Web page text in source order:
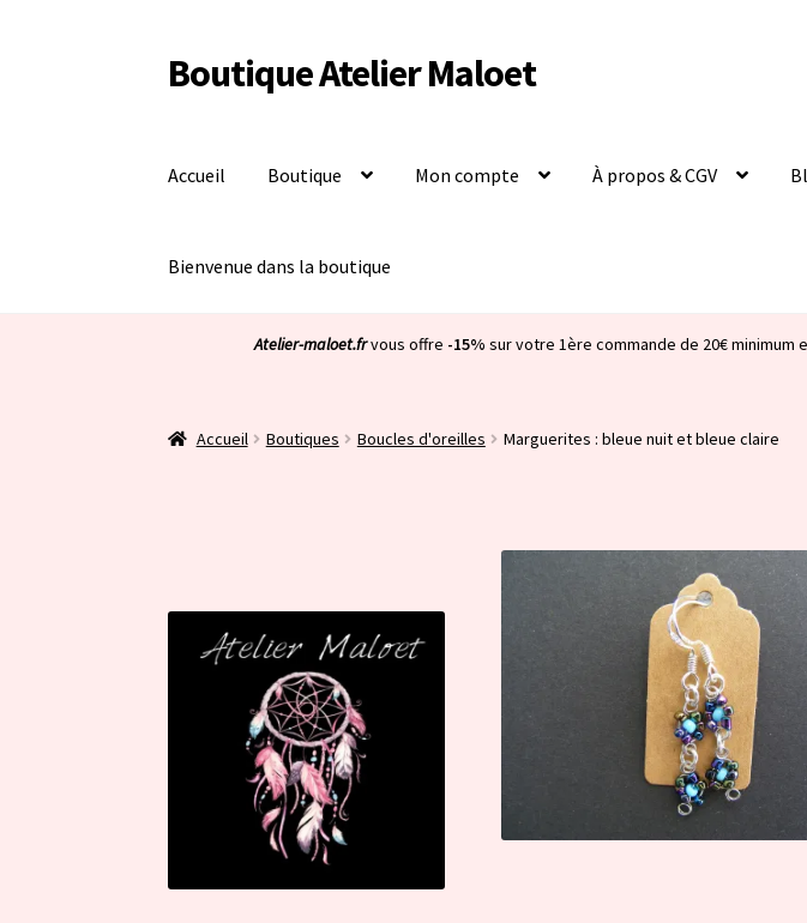
Aller
à
Aller
au
Boutique Atelier Maloet
Accueil Boutique Mon compte À propos & CGV
Bienvenue dans la boutique
Atelier-maloet.frvous offre -15% sur votre 1ère commande de 20€ minimum
Accueil Boutiques Boucles d'oreilles Marguerites : bleue nuit et bleue claire